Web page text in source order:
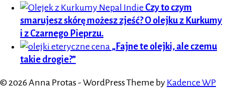
Czy to czym
smarujesz skórę możesz zjeść? O olejku z Kurkumy
i z Czarnego Pieprzu.
„Fajne te olejki, ale czemu
takie drogie?”
© 2026 Anna Protas - WordPress Theme by Kadence WP